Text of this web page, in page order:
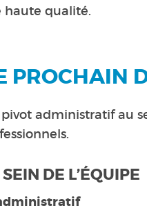
haute qualité.
PROCHAIN
administratif
DE L’ÉQUIPE